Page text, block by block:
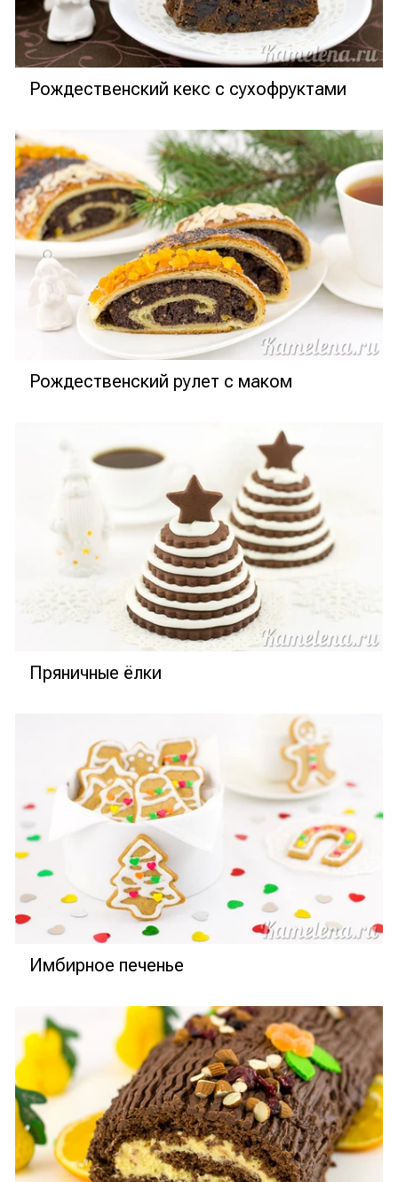
Рождественский кекс с сухофруктами
Рождественский рулет с маком
Пряничные ёлки
Имбирное печенье